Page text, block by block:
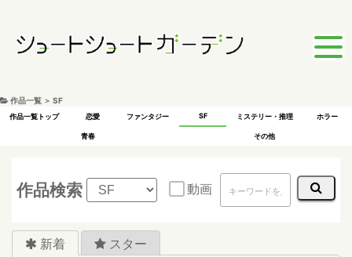
作品一覧 ＞ SF
作品一覧トップ 恋愛 ファンタジー SF ミステリー・推理 ホラー
青春 その他
作品検索 動画
新着 スター